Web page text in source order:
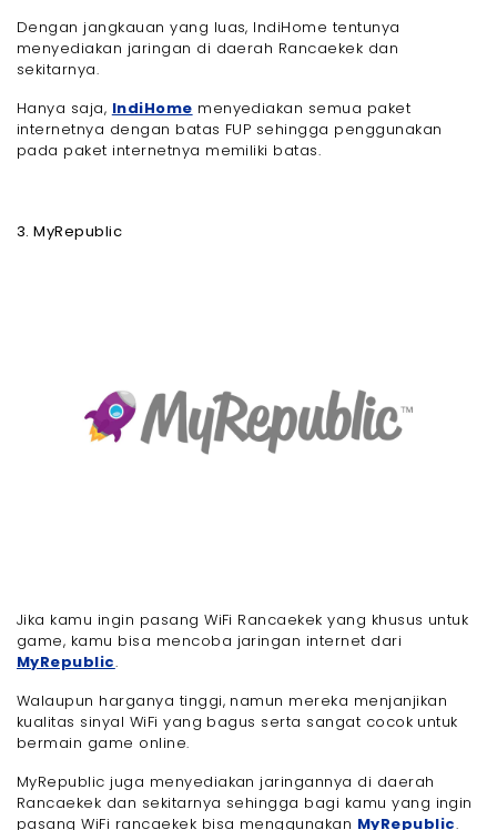
Dengan jangkauan yang luas, IndiHome tentunya
menyediakan jaringan di daerah Rancaekek dan
sekitarnya.
Hanya saja, IndiHome menyediakan semua paket
internetnya dengan batas FUP sehingga penggunakan
pada paket internetnya memiliki batas.
3. MyRepublic
Jika kamu ingin pasang WiFi Rancaekek yang khusus untuk
game, kamu bisa mencoba jaringan internet dari
MyRepublic.
Walaupun harganya tinggi, namun mereka menjanjikan
kualitas sinyal WiFi yang bagus serta sangat cocok untuk
bermain game online.
MyRepublic juga menyediakan jaringannya di daerah
Rancaekek dan sekitarnya sehingga bagi kamu yang ingin
pasang WiFi rancaekek bisa menggunakan MyRepublic.